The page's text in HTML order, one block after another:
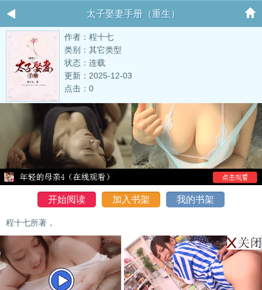
太子娶妻手册（重生）
作者：程十七
类别：其它类型
状态：连载
更新：2025-12-03
点击：0
开始阅读 加入书架 我的书架
程十七所著，